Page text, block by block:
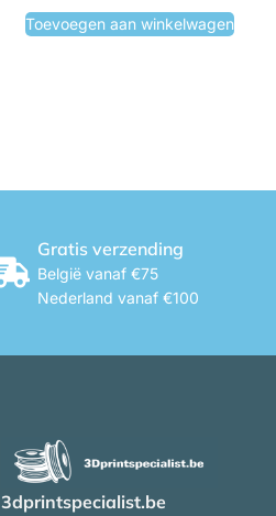
Toevoegen aan winkelwagen
Gratis verzending
België vanaf €75
Nederland vanaf €100
3dprintspecialist.be